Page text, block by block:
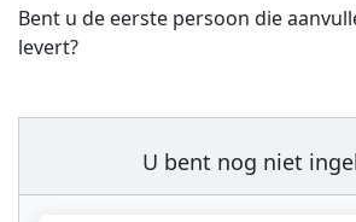
Bent u de eerste persoon die
levert?
U bent nog niet